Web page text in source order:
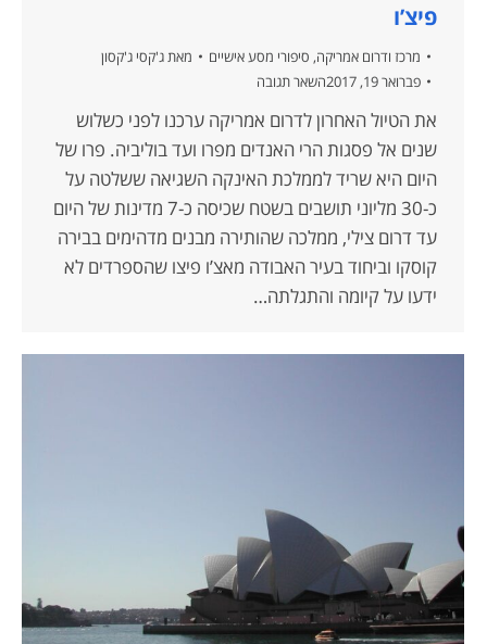
פיצ’ו
מרכז ודרום אמריקה, סיפורי מסע אישיים מאת ג'קסי ג'קסון
פברואר 19, 2017
השאר תגובה
את הטיול האחרון לדרום אמריקה ערכנו לפני כשלוש
שנים אל פסגות הרי האנדים מפרו ועד בוליביה. פרו של
היום היא שריד לממלכת האינקה השגיאה ששלטה על
כ-30 מליוני תושבים בשטח שכיסה כ-7 מדינות של היום
עד דרום צילי, ממלכה שהותירה מבנים מדהימים בבירה
קוסקו וביחוד בעיר האבודה מאצ’ו פיצו שהספרדים לא
ידעו על קיומה והתגלתה…